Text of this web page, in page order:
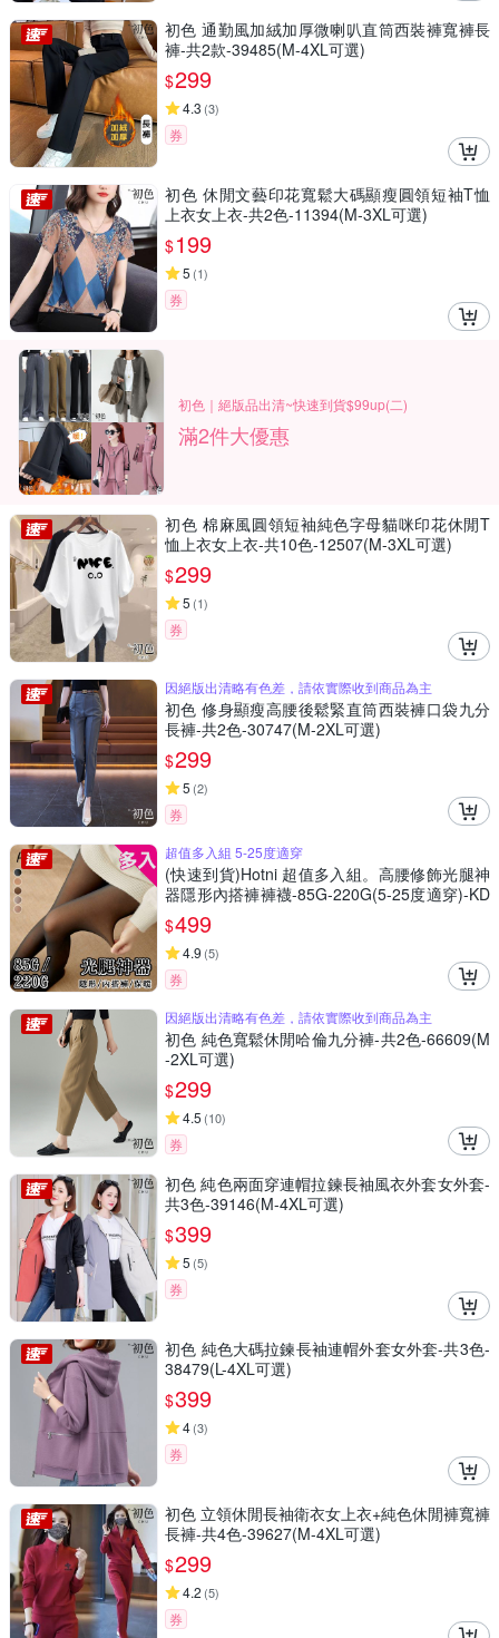
初色 通勤風加絨加厚微喇叭直筒西裝褲寬褲長
褲-共2款-39485(M-4XL可選)
$299
4.3 (3)
券
初色 休閒文藝印花寬鬆大碼顯瘦圓領短袖T恤
上衣女上衣-共2色-11394(M-3XL可選)
$199
5 (1)
券
初色｜絕版品出清~快速到貨$99up(二)
滿2件大優惠
初色 棉麻風圓領短袖純色字母貓咪印花休閒T
恤上衣女上衣-共10色-12507(M-3XL可選)
$299
5 (1)
券
因絕版出清略有色差，請依實際收到商品為主
初色 修身顯瘦高腰後鬆緊直筒西裝褲口袋九分
長褲-共2色-30747(M-2XL可選)
$299
5 (2)
券
超值多入組 5-25度適穿
(快速到貨)Hotni 超值多入組。高腰修飾光腿神
器隱形內搭褲褲襪-85G-220G(5-25度適穿)-KD
P-2356
$499
4.9 (5)
券
因絕版出清略有色差，請依實際收到商品為主
初色 純色寬鬆休閒哈倫九分褲-共2色-66609(M
-2XL可選)
$299
4.5 (10)
券
初色 純色兩面穿連帽拉鍊長袖風衣外套女外套-
共3色-39146(M-4XL可選)
$399
5 (5)
券
初色 純色大碼拉鍊長袖連帽外套女外套-共3色-
38479(L-4XL可選)
$399
4(3)
券
初色 立領休閒長袖衛衣女上衣+純色休閒褲寬褲
長褲-共4色-39627(M-4XL可選)
$299
4.2 (5)
券